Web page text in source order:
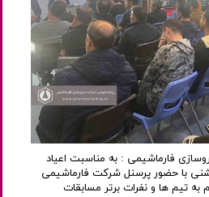
فارماشیمی : به مناسبت اعیاد
با حضور پرسنل شرکت فارماشیمی
تیم ها و نفرات برتر مسابقات